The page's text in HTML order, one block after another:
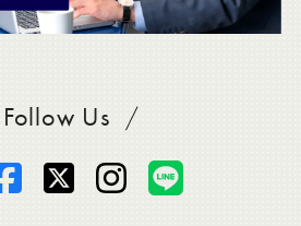
Follow UsSADAをフォロー
オ
オ
オ